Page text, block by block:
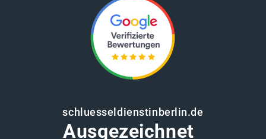
schluesseldienstinberlin.de
Ausgezeichnet